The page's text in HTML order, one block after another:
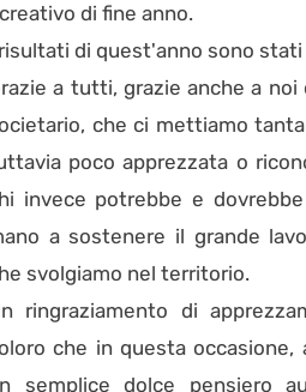
di fine anno.
di quest'anno sono stati
a tutti, grazie anche a noi
che ci mettiamo
poco apprezzata o
invece potrebbe e
a sostenere il grande
svolgiamo nel territorio.
ringraziamento di
che in questa occasione,
semplice dolce pensiero